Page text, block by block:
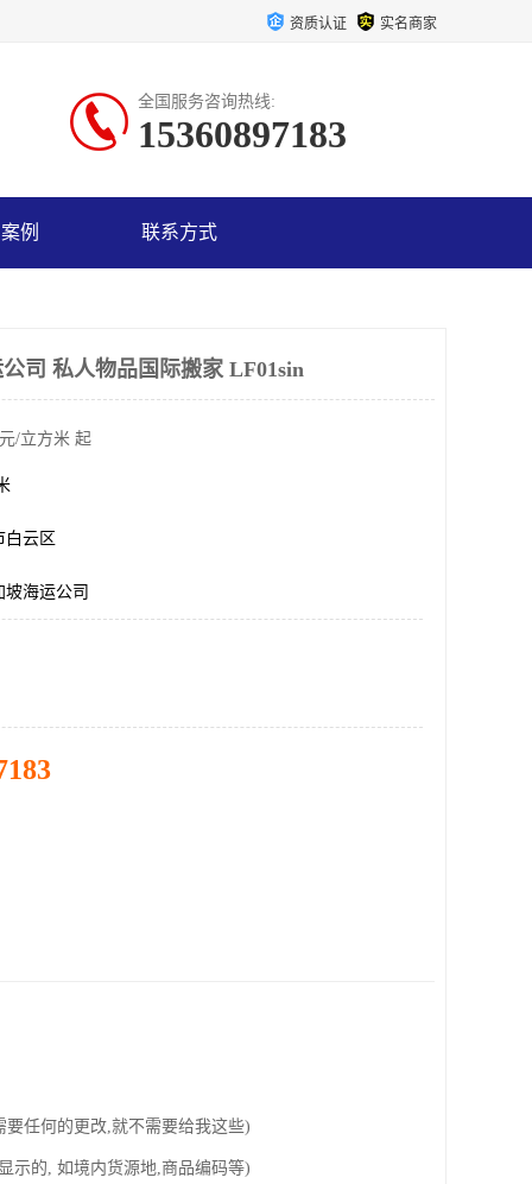
资质认证 实名商家
全国服务咨询热线:
15360897183
例 联系方式
司 私人物品国际搬家 LF01sin
元/立方米 起
白云区
海运公司
任何的更改,就不需要给我这些)
示的, 如境内货源地,商品编码等)